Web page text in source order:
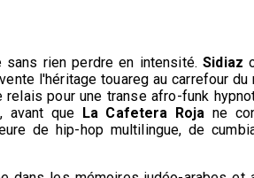
sans rien perdre en intensité.Sidiaz
l'héritage touareg au carrefour
relais pour une transe afro-funk
avant que La Cafetera Roja ne
de hip-hop multilingue, de